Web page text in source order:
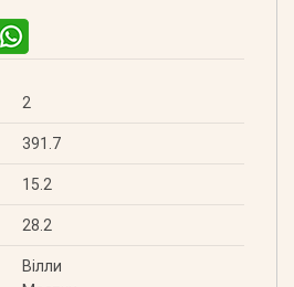
2
391.7
15.2
28.2
Вілли